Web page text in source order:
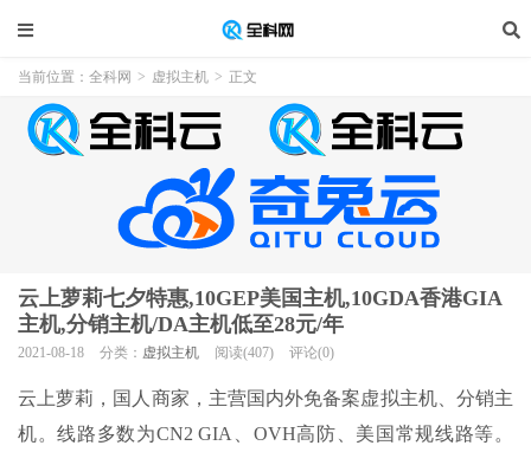
当前位置： 全科网 > 虚拟主机 > 正文
云上萝莉七夕特惠,10GEP美国主机,10GDA香港GIA
主机,分销主机/DA主机低至28元/年
2021-08-18 分类： 虚拟主机 阅读(407) 评论(0)
云上萝莉，国人商家，主营国内外免备案虚拟主机、分销主
机。线路多数为CN2 GIA、OVH高防、美国常规线路等。